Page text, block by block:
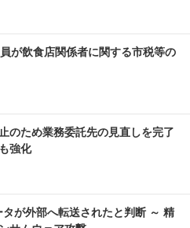
が飲食店関係者に関する市税等の
のため業務委託先の見直しを完了
強化
が外部へ転送されたと判断 ～ 精